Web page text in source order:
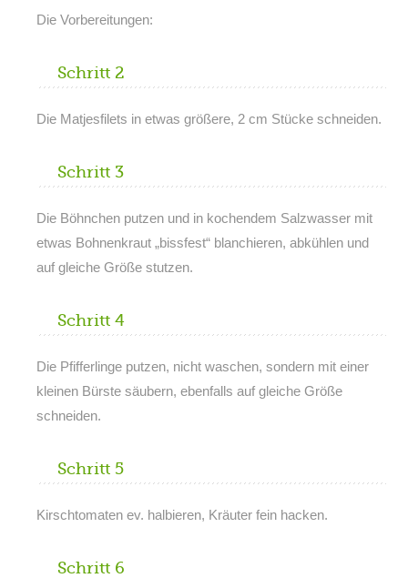
Die Vorbereitungen:
Schritt 2
Die Matjesfilets in etwas größere, 2 cm Stücke schneiden.
Schritt 3
Die Böhnchen putzen und in kochendem Salzwasser mit
etwas Bohnenkraut „bissfest“ blanchieren, abkühlen und
auf gleiche Größe stutzen.
Schritt 4
Die Pfifferlinge putzen, nicht waschen, sondern mit einer
kleinen Bürste säubern, ebenfalls auf gleiche Größe
schneiden.
Schritt 5
Kirschtomaten ev. halbieren, Kräuter fein hacken.
Schritt 6